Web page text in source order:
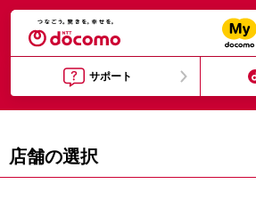
サポート
店舗の選択